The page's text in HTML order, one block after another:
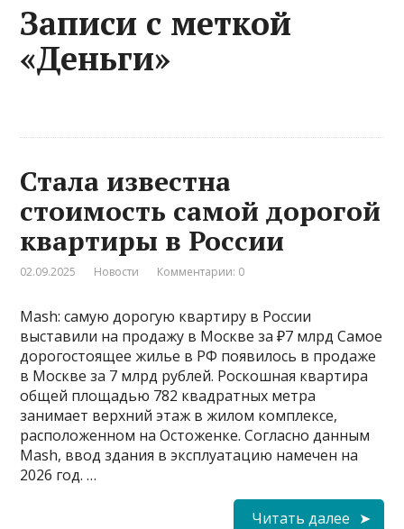
Записи с меткой
«Деньги»
Стала известна
стоимость самой дорогой
квартиры в России
02.09.2025 Новости Комментарии: 0
Mash: самую дорогую квартиру в России
выставили на продажу в Москве за ₽7 млрд Самое
дорогостоящее жилье в РФ появилось в продаже
в Москве за 7 млрд рублей. Роскошная квартира
общей площадью 782 квадратных метра
занимает верхний этаж в жилом комплексе,
расположенном на Остоженке. Согласно данным
Mash, ввод здания в эксплуатацию намечен на
2026 год. …
Читать далее